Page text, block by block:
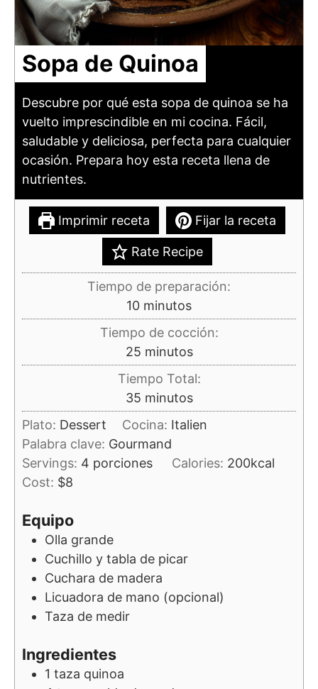
Sopa de Quinoa
Descubre por qué esta sopa de quinoa se ha
vuelto imprescindible en mi cocina. Fácil,
saludable y deliciosa, perfecta para cualquier
ocasión. Prepara hoy esta receta llena de
nutrientes.
Imprimir receta Fijar la receta
Rate Recipe
Tiempo de preparación:
10minutos
minutos
Tiempo de cocción:
25minutos
minutos
Tiempo Total:
35minutos
minutos
Plato: Dessert Cocina: Italien
Palabra clave: Gourmand
Servings: 4 porciones Calories: 200kcal
Cost: $8
Equipo
Olla grande
Cuchillo y tabla de picar
Cuchara de madera
Licuadora de mano (opcional)
Taza de medir
Ingredientes
1 taza quinoa